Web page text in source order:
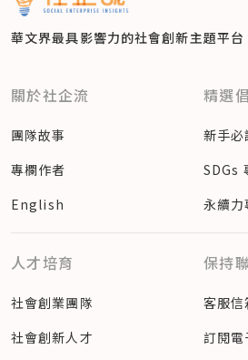
華文界最具影響力的社會創新主題平台
關於社企流
團隊故事
專欄作者
English
精選
新手必
SDGs
永續力
人才培育
社會創業團隊
社會創新人才
保持
客服信
訂閱電